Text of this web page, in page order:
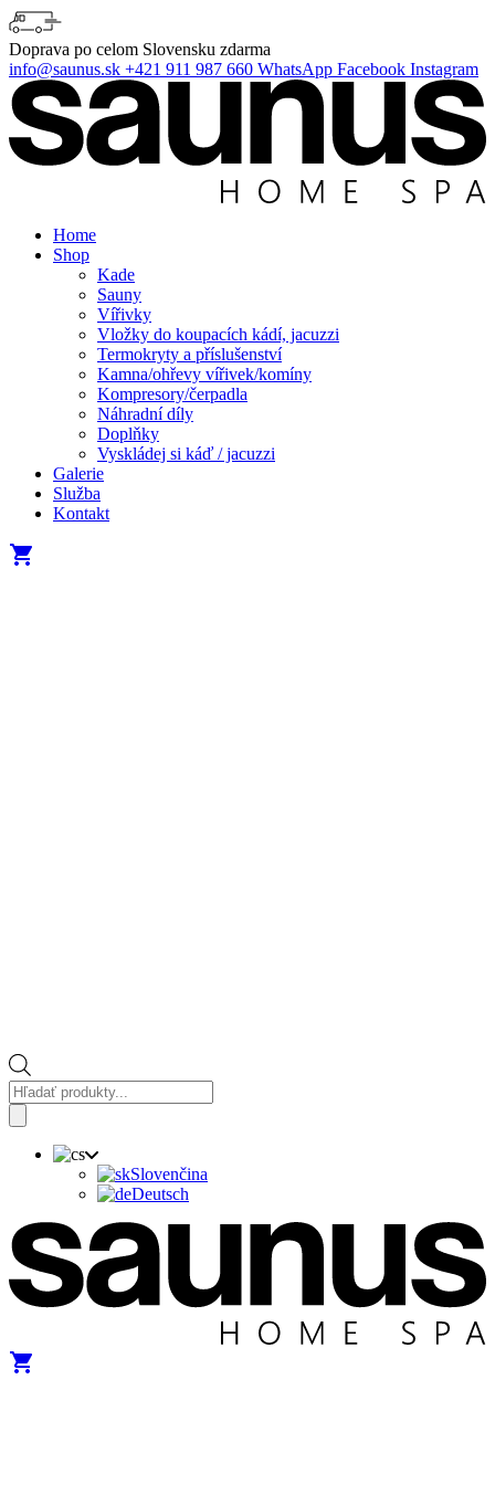
Skip
to
content
Doprava po celom Slovensku zdarma
info@saunus.sk +421 911 987 660 WhatsApp Facebook Instagram
Home
Shop
Kade
Sauny
Vířivky
Vložky do koupacích kádí, jacuzzi
Termokryty a příslušenství
Kamna/ohřevy vířivek/komíny
Kompresory/čerpadla
Náhradní díly
Doplňky
Vyskládej si káď / jacuzzi
Galerie
Služba
Kontakt
Vyhledávání
produktů
Slovenčina
Deutsch